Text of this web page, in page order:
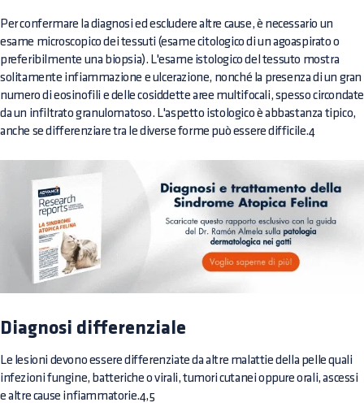
Per confermare la diagnosi ed escludere altre cause, è necessario un
esame microscopico dei tessuti (esame citologico di un agoaspirato o
preferibilmente una biopsia). L'esame istologico del tessuto mostra
solitamente infiammazione e ulcerazione, nonché la presenza di un gran
numero di eosinofili e delle cosiddette aree multifocali, spesso circondate
da un infiltrato granulomatoso. L'aspetto istologico è abbastanza tipico,
anche se differenziare tra le diverse forme può essere difficile.4
Diagnosi differenziale
Le lesioni devono essere differenziate da altre malattie della pelle quali
infezioni fungine, batteriche o virali, tumori cutanei oppure orali, ascessi
e altre cause infiammatorie.4,5